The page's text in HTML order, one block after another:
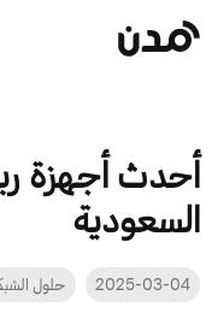
أحدث أجهزة
السعودية
2025-03-04 حلول